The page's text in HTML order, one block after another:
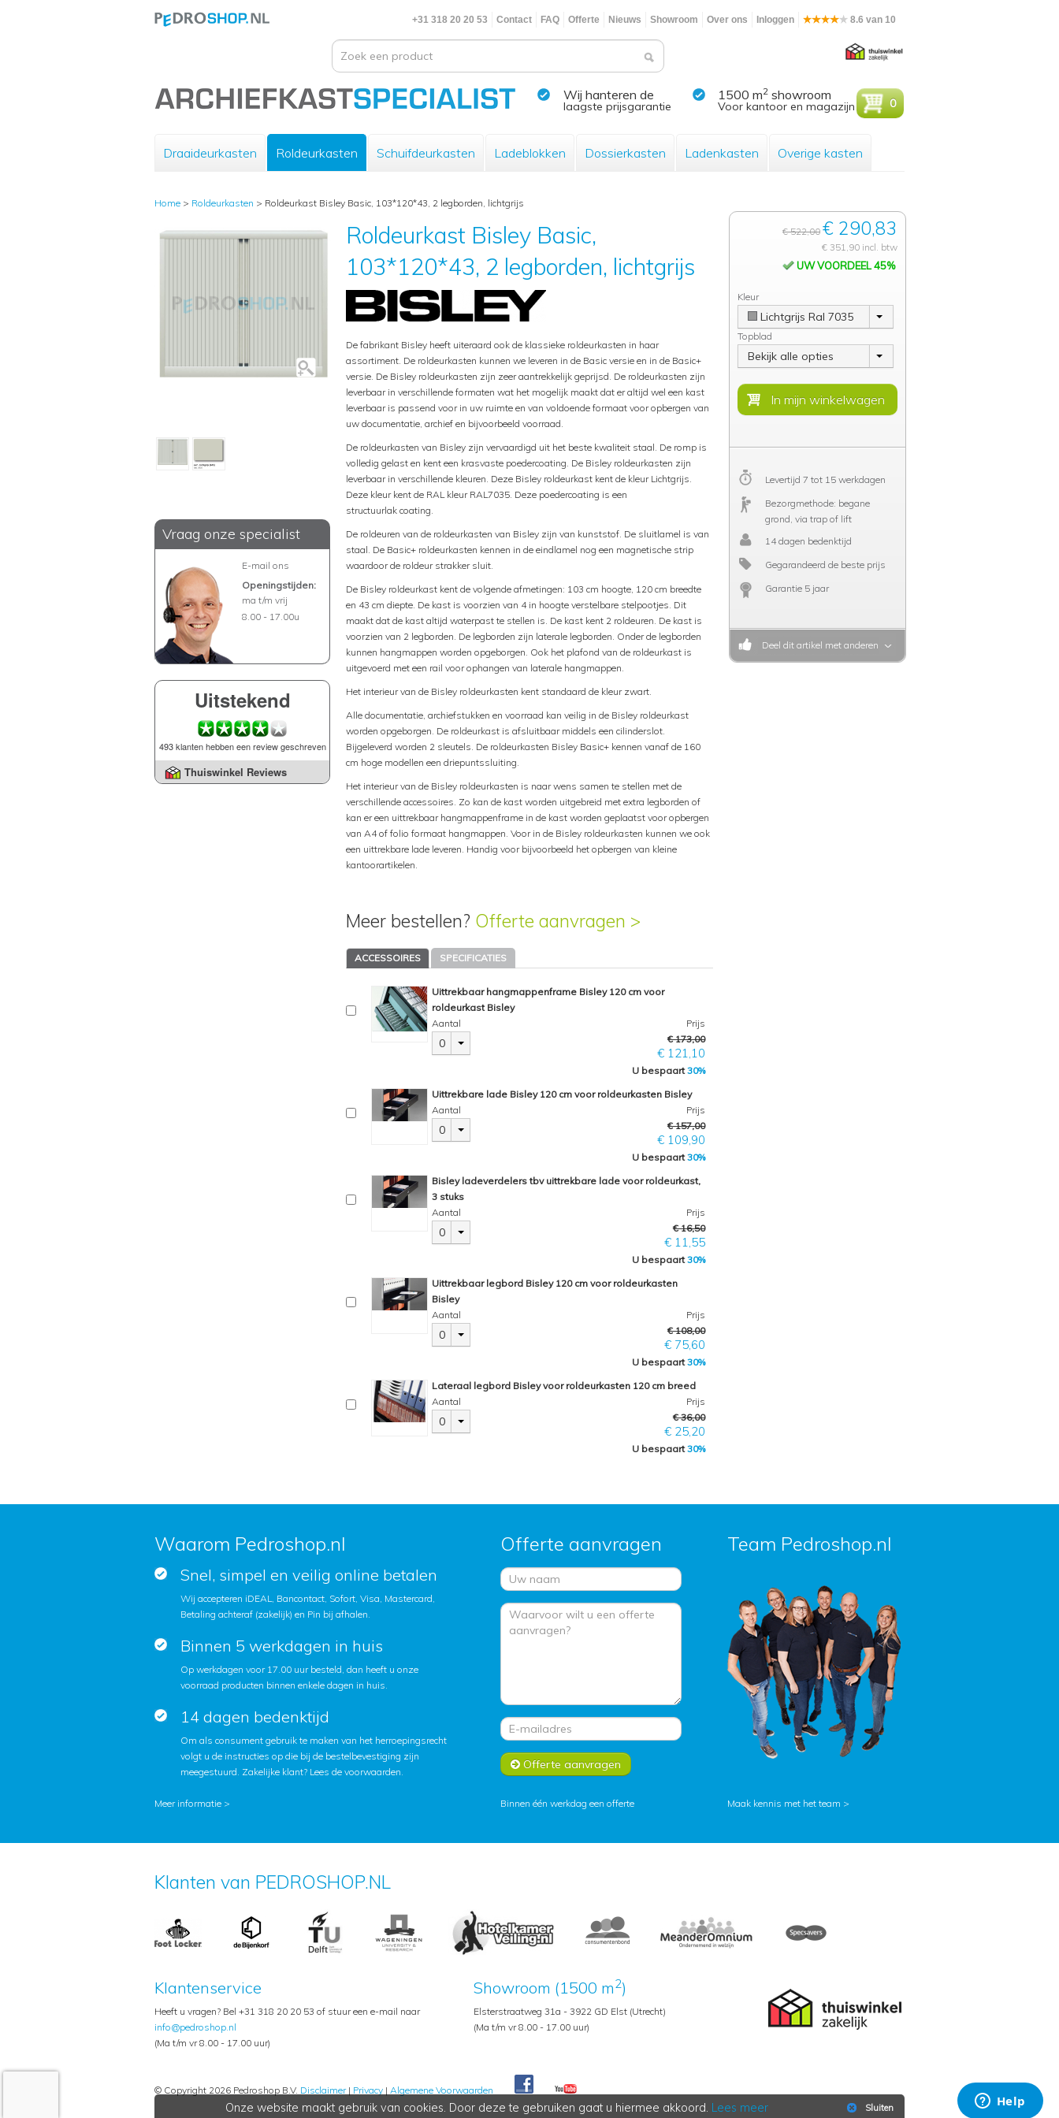
Onze website maakt gebruik van cookies. Door deze te gebruiken gaat u hiermee akkoord. Lees meer Sluiten
+31 318 20 20 53 Contact FAQ Offerte Nieuws Showroom Over ons Inloggen 8.6 van 10
Wij hanteren de
laagste prijsgarantie
1500 m2 showroom
Voor kantoor en magazijn 0
Draaideurkasten Roldeurkasten Schuifdeurkasten Ladeblokken Dossierkasten Ladenkasten Overige kasten
Home > Roldeurkasten > Roldeurkast Bisley Basic, 103*120*43, 2 legborden, lichtgrijs
Vraag onze specialist
E-mail ons
Openingstijden:
ma t/m vrij
8.00 - 17.00u
Uitstekend
493 klanten hebben een review geschreven
Thuiswinkel Reviews
Roldeurkast Bisley Basic,
103*120*43, 2 legborden, lichtgrijs
De fabrikant Bisley heeft uiteraard ook de klassieke roldeurkasten in haar
assortiment. De roldeurkasten kunnen we leveren in de Basic versie en in de Basic+
versie. De Bisley roldeurkasten zijn zeer aantrekkelijk geprijsd. De roldeurkasten zijn
leverbaar in verschillende formaten wat het mogelijk maakt dat er altijd wel een kast
leverbaar is passend voor in uw ruimte en van voldoende formaat voor opbergen van
uw documentatie, archief en bijvoorbeeld voorraad.
De roldeurkasten van Bisley zijn vervaardigd uit het beste kwaliteit staal. De romp is
volledig gelast en kent een krasvaste poedercoating. De Bisley roldeurkasten zijn
leverbaar in verschillende kleuren. Deze Bisley roldeurkast kent de kleur Lichtgrijs.
Deze kleur kent de RAL kleur RAL7035. Deze poedercoating is een
structuurlak coating.
De roldeuren van de roldeurkasten van Bisley zijn van kunststof. De sluitlamel is van
staal. De Basic+ roldeurkasten kennen in de eindlamel nog een magnetische strip
waardoor de roldeur strakker sluit.
De Bisley roldeurkast kent de volgende afmetingen: 103 cm hoogte, 120 cm breedte
en 43 cm diepte. De kast is voorzien van 4 in hoogte verstelbare stelpootjes. Dit
maakt dat de kast altijd waterpast te stellen is. De kast kent 2 roldeuren. De kast is
voorzien van 2 legborden. De legborden zijn laterale legborden. Onder de legborden
kunnen hangmappen worden opgeborgen. Ook het plafond van de roldeurkast is
uitgevoerd met een rail voor ophangen van laterale hangmappen.
Het interieur van de Bisley roldeurkasten kent standaard de kleur zwart.
Alle documentatie, archiefstukken en voorraad kan veilig in de Bisley roldeurkast
worden opgeborgen. De roldeurkast is afsluitbaar middels een cilinderslot.
Bijgeleverd worden 2 sleutels. De roldeurkasten Bisley Basic+ kennen vanaf de 160
cm hoge modellen een driepuntssluiting.
Het interieur van de Bisley roldeurkasten is naar wens samen te stellen met de
verschillende accessoires. Zo kan de kast worden uitgebreid met extra legborden of
kan er een uittrekbaar hangmappenframe in de kast worden geplaatst voor opbergen
van A4 of folio formaat hangmappen. Voor in de Bisley roldeurkasten kunnen we ook
een uittrekbare lade leveren. Handig voor bijvoorbeeld het opbergen van kleine
kantoorartikelen.
Meer bestellen? Offerte aanvragen >
ACCESSOIRES SPECIFICATIES
Uittrekbaar hangmappenframe Bisley 120 cm voor
roldeurkast Bisley
Aantal
0
Prijs
€ 173,00
€ 121,10
U bespaart30%
Uittrekbare lade Bisley 120 cm voor roldeurkasten Bisley
Aantal
0
Prijs
€ 157,00
€ 109,90
U bespaart30%
Bisley ladeverdelers tbv uittrekbare lade voor roldeurkast,
3 stuks
Aantal
0
Prijs
€ 16,50
€ 11,55
U bespaart30%
Uittrekbaar legbord Bisley 120 cm voor roldeurkasten
Bisley
Aantal
0
Prijs
€ 108,00
€ 75,60
U bespaart30%
Lateraal legbord Bisley voor roldeurkasten 120 cm breed
Aantal
0
Prijs
€ 36,00
€ 25,20
U bespaart30%
€ 522,00 € 290,83
€ 351,90 incl. btw
UW VOORDEEL 45%
Kleur
Lichtgrijs Ral 7035
Topblad
Bekijk alle opties
Levertijd 7 tot 15 werkdagen
Bezorgmethode: begane
grond, via trap of lift
14 dagen bedenktijd
Gegarandeerd de beste prijs
Garantie 5 jaar
Deel dit artikel met anderen
Waarom Pedroshop.nl
Snel, simpel en veilig online betalen
Wij accepteren iDEAL, Bancontact, Sofort, Visa, Mastercard,
Betaling achteraf (zakelijk) en Pin bij afhalen.
Binnen 5 werkdagen in huis
Op werkdagen voor 17.00 uur besteld, dan heeft u onze
voorraad producten binnen enkele dagen in huis.
14 dagen bedenktijd
Om als consument gebruik te maken van het herroepingsrecht
volgt u de instructies op die bij de bestelbevestiging zijn
meegestuurd. Zakelijke klant? Lees de voorwaarden.
Offerte aanvragen
Offerte aanvragen
Team Pedroshop.nl
Meer informatie > Binnen één werkdag een offerte Maak kennis met het team >
Klanten van PEDROSHOP.NL
Klantenservice
Heeft u vragen? Bel +31 318 20 20 53 of stuur een e-mail naar
info@pedroshop.nl
(Ma t/m vr 8.00 - 17.00 uur)
Showroom (1500 m2)
Elsterstraatweg 31a - 3922 GD Elst (Utrecht)
(Ma t/m vr 8.00 - 17.00 uur)
© Copyright 2026 Pedroshop B.V. Disclaimer| Privacy | Algemene Voorwaarden
Pedroshop
Pedroshopnl